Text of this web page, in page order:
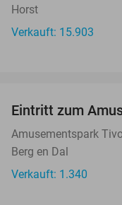
Horst
Verkauft: 15.903
Eintritt zum
Amusementspark
Berg en Dal
Verkauft: 1.340